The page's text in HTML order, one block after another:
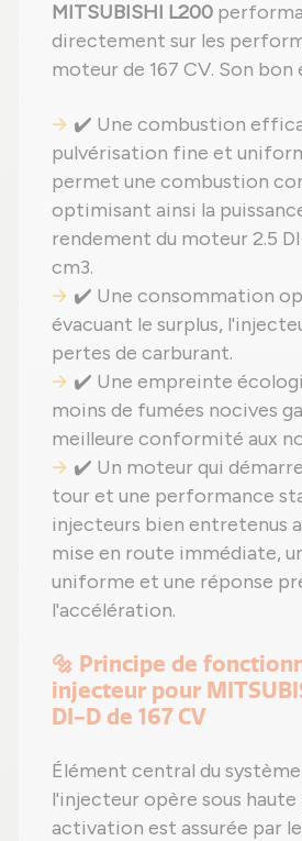
MITSUBISHI L200
directement sur les
moteur de 167 CV. Son
✔️ Une combustion
pulvérisation fine et
permet une combustion
optimisant ainsi la
rendement du moteur 2.5
cm3.
✔️ Une consommation
évacuant le surplus,
pertes de carburant.
✔️ Une empreinte
moins de fumées nocives
meilleure conformité aux
✔️ Un moteur qui
tour et une performance
injecteurs bien entretenus
mise en route immédiate,
uniforme et une réponse
l'accélération.
🔩 Principe de
injecteur pour
DI-D de 167 CV
Élément central du
l'injecteur opère sous haute
activation est assurée par